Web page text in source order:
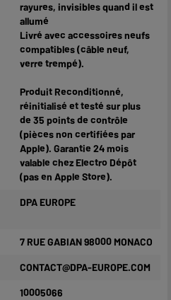
rayures, invisibles quand il est
allumé
Livré avec accessoires neufs
compatibles (câble neuf,
verre trempé).
Produit Reconditionné,
réinitialisé et testé sur plus
de 35 points de contrôle
(pièces non certifiées par
Apple). Garantie 24 mois
valable chez Electro Dépôt
(pas en Apple Store).
DPA EUROPE
7 RUE GABIAN 98000 MONACO
CONTACT@DPA-EUROPE.COM
10005066